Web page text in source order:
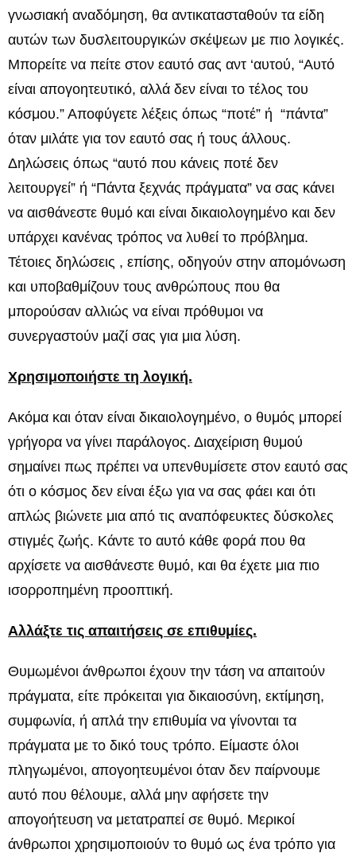
γνωσιακή αναδόμηση, θα αντικατασταθούν τα είδη
αυτών των δυσλειτουργικών σκέψεων με πιο λογικές.
Μπορείτε να πείτε στον εαυτό σας αντ ‘αυτού, “Αυτό
είναι απογοητευτικό, αλλά δεν είναι το τέλος του
κόσμου.” Αποφύγετε λέξεις όπως “ποτέ” ή “πάντα”
όταν μιλάτε για τον εαυτό σας ή τους άλλους.
Δηλώσεις όπως “αυτό που κάνεις ποτέ δεν
λειτουργεί” ή “Πάντα ξεχνάς πράγματα” να σας κάνει
να αισθάνεστε θυμό και είναι δικαιολογημένο και δεν
υπάρχει κανένας τρόπος να λυθεί το πρόβλημα.
Τέτοιες δηλώσεις , επίσης, οδηγούν στην απομόνωση
και υποβαθμίζουν τους ανθρώπους που θα
μπορούσαν αλλιώς να είναι πρόθυμοι να
συνεργαστούν μαζί σας για μια λύση.
Χρησιμοποιήστε τη λογική.
Ακόμα και όταν είναι δικαιολογημένο, ο θυμός μπορεί
γρήγορα να γίνει παράλογος. Διαχείριση θυμού
σημαίνει πως πρέπει να υπενθυμίσετε στον εαυτό σας
ότι ο κόσμος δεν είναι έξω για να σας φάει και ότι
απλώς βιώνετε μια από τις αναπόφευκτες δύσκολες
στιγμές ζωής. Κάντε το αυτό κάθε φορά που θα
αρχίσετε να αισθάνεστε θυμό, και θα έχετε μια πιο
ισορροπημένη προοπτική.
Αλλάξτε τις απαιτήσεις σε επιθυμίες.
Θυμωμένοι άνθρωποι έχουν την τάση να απαιτούν
πράγματα, είτε πρόκειται για δικαιοσύνη, εκτίμηση,
συμφωνία, ή απλά την επιθυμία να γίνονται τα
πράγματα με το δικό τους τρόπο. Είμαστε όλοι
πληγωμένοι, απογοητευμένοι όταν δεν παίρνουμε
αυτό που θέλουμε, αλλά μην αφήσετε την
απογοήτευση να μετατραπεί σε θυμό. Μερικοί
άνθρωποι χρησιμοποιούν το θυμό ως ένα τρόπο για